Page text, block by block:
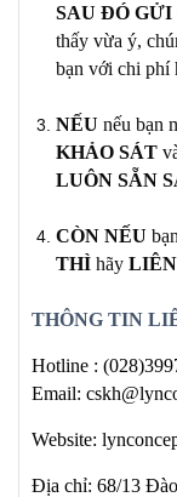
SAU ĐÓ GỬI
thấy vừa ý,
bạn với chi phí
NẾU nếu bạn
KHẢO SÁT
LUÔN SẴN
CÒN NẾU
THÌ hãy
THÔNG TIN
Hotline :
Email:
Website:
Địa chỉ: 68/13